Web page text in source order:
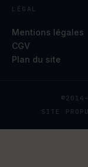
LÉGAL
Mentions légales
CGV
Plan du site
SITE